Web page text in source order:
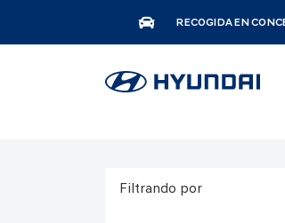
RECOGIDA EN
Filtrando por